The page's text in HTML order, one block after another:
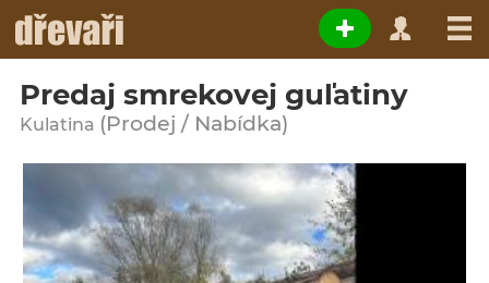
Predaj smrekovej guľatiny
Kulatina (Prodej / Nabídka)